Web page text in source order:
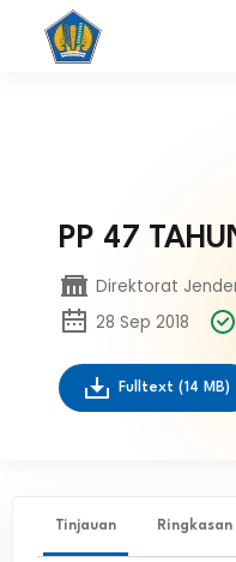
PP 47
Direktorat
28 Sep 2018
Fulltext (14 MB)
Tinjauan Ringkasan